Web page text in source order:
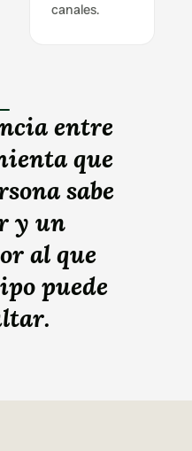
canales.
entre
que
sabe
y un
al que
puede